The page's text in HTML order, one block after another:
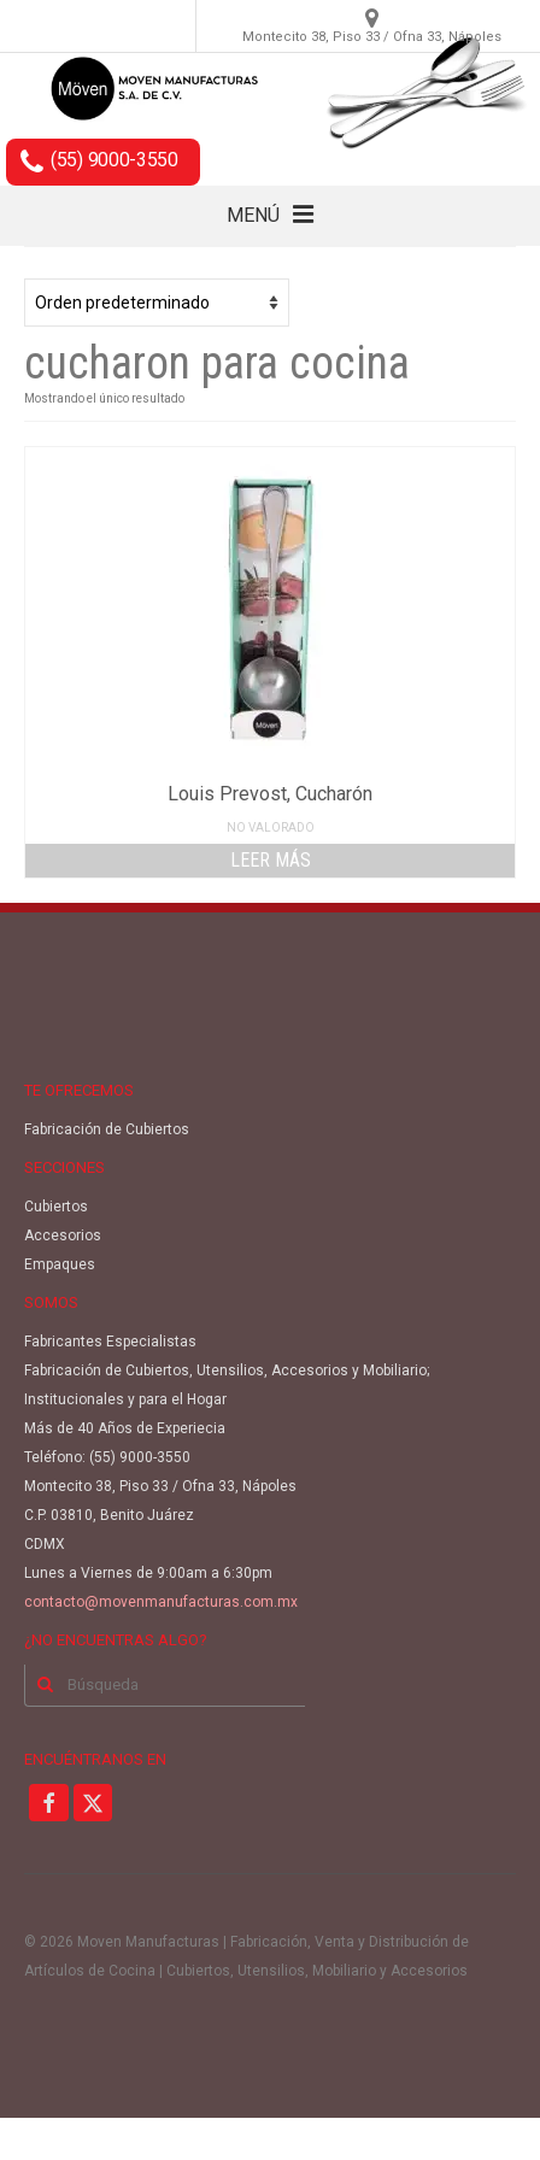
Montecito 38, Piso 33 / Ofna 33, Nápoles
(55) 9000-3550
MENÚ
Cubiertos
Accesorios
Empaques
cucharon para cocina
Mostrando el único resultado
Louis Prevost, Cucharón
NO VALORADO
LEER MÁS
TE OFRECEMOS
Fabricación de Cubiertos
SECCIONES
Cubiertos
Accesorios
Empaques
SOMOS
Fabricantes Especialistas
Fabricación de Cubiertos, Utensilios, Accesorios y Mobiliario;
Institucionales y para el Hogar
Más de 40 Años de Experiecia
Teléfono: (55) 9000-3550
Montecito 38, Piso 33 / Ofna 33, Nápoles
C.P. 03810, Benito Juárez
CDMX
Lunes a Viernes de 9:00am a 6:30pm
contacto@movenmanufacturas.com.mx
¿NO ENCUENTRAS ALGO?
Buscar
ENCUÉNTRANOS EN
© 2026 Moven Manufacturas | Fabricación, Venta y Distribución de
Artículos de Cocina | Cubiertos, Utensilios, Mobiliario y Accesorios